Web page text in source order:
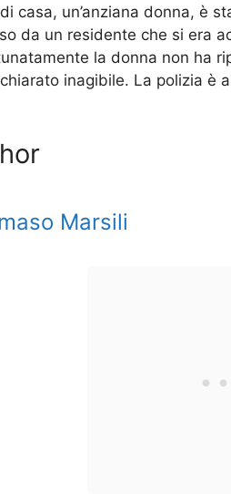
casa, un’anziana donna, è
da un residente che si era
la donna non ha
inagibile. La polizia è
Marsili